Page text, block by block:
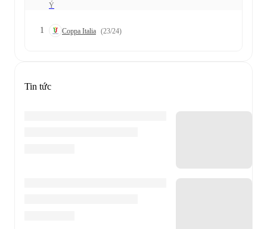
Ý
1 Coppa Italia (23/24)
Tin tức